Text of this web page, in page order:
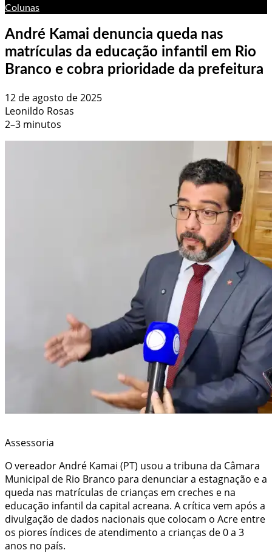
Colunas
André Kamai denuncia queda nas
matrículas da educação infantil em Rio
Branco e cobra prioridade da prefeitura
12 de agosto de 2025
Leonildo Rosas
2–3 minutos
Assessoria
O vereador André Kamai (PT) usou a tribuna da Câmara
Municipal de Rio Branco para denunciar a estagnação e a
queda nas matrículas de crianças em creches e na
educação infantil da capital acreana. A crítica vem após a
divulgação de dados nacionais que colocam o Acre entre
os piores índices de atendimento a crianças de 0 a 3
anos no país.